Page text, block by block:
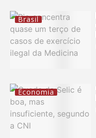
Brasil
Economia